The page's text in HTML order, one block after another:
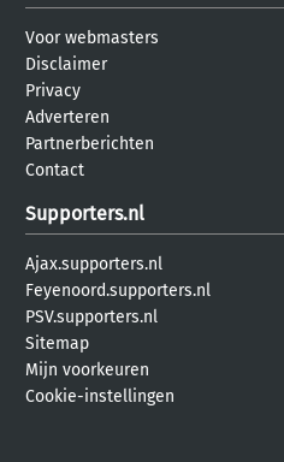
Voor webmasters
Disclaimer
Privacy
Adverteren
Partnerberichten
Contact
Supporters.nl
Ajax.supporters.nl
Feyenoord.supporters.nl
PSV.supporters.nl
Sitemap
Mijn voorkeuren
Cookie-instellingen